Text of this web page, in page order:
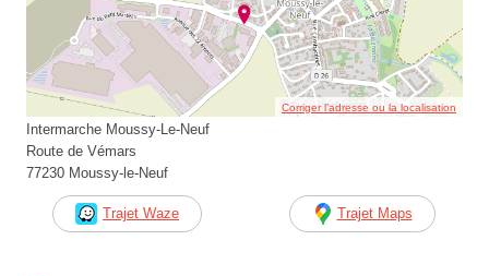
Corriger l’adresse ou la localisation
Intermarche Moussy-Le-Neuf
Route de Vémars
77230 Moussy-le-Neuf
Trajet Waze Trajet Maps